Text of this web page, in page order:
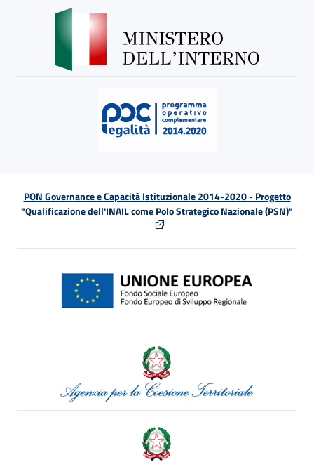
PON Governance e Capacità Istituzionale 2014-2020 - Progetto
"Qualificazione dell'INAIL come Polo Strategico Nazionale (PSN)"